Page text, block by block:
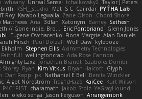
wheany Unreal Sensei tchaikovsky2 Taylor J Peters
RSH__studio Mat S C Cailrdar PYTHA Lab
IT Roy Karabo Legwaila Zane Olson
Chord Shore
Matthews Aria 3dfan Xatonym Barney Sethesh
// Gone Indie, Bro... Eric Pontbriand
Glenn Jones
Eugene Ovcharenko Fiona Margrie Alan Daniels
Hirsch Paul Dolzall Wolf Daw kyleboze
Ekholm Stephen Ellis Aximmetry Technologies
wellingtoncrab Ada Rose Cannon
Almighty Laxz Jonathan Brandt Szabolcs Dombi
Storey Ryan Kim Vitkus Bryan Halcott Glyph
Dan Repp pk Nathaniel E Bell Benita Winckler
Algot Nordström Trag1cHaze KaiCee Kurt Wilson
P4C1F15T charamath Jakob Stolz YeGrayHound
oleko senga Jason Ferguson Arrangemonk